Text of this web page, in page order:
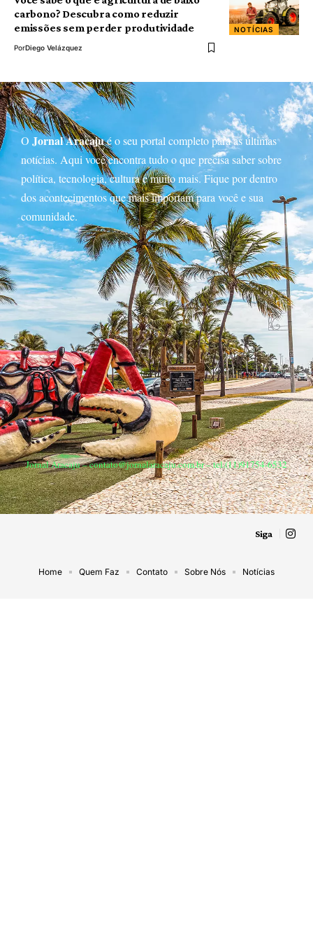
NOTÍCIAS
carbono? Descubra como reduzir
emissões sem perder produtividade
PorDiego Velázquez
O Jornal Aracajué o seu portal completo para as últimas
notícias. Aqui você encontra tudo o que precisa saber sobre
política, tecnologia, cultura e muito mais. Fique por dentro
dos acontecimentos que mais importam para você e sua
comunidade.
Jornal Aracaju –contato@jornalaracaju.com.br– tel.(11)91754-6532
Siga
Home Quem Faz Contato Sobre Nós Notícias